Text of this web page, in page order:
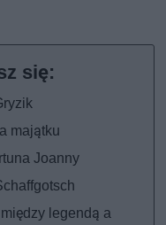
majątku
Joanny
legendą a